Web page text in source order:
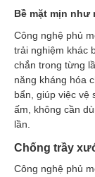
Bề mặt mịn như
Công nghệ phủ
trải nghiệm khác
chắn trong từng
năng kháng hóa
bẩn, giúp việc vệ
ấm, không cần
lần.
Chống trầy
Công nghệ phủ